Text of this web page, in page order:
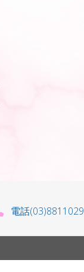
電話(03)8811029